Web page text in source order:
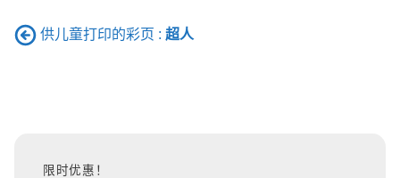
供儿童打印的彩页 : 超人
限时优惠！